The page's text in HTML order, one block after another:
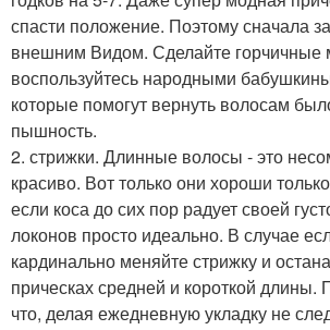
спасти положение. Поэтому сначала
внешним Видом. Сделайте горчичные
воспользуйтесь народными
которые помогут вернуть волосам
пышность.
2. стрижки. Длинные волосы - это
красиво. Вот только они хороши
если коса до сих пор радует своей
локонов просто идеально. В случае
кардинально меняйте стрижку и
прическах средней и короткой длины.
что, делая ежедневную укладку не